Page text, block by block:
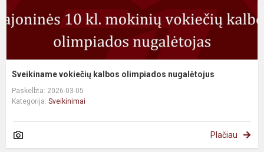
Sveikiname vokiečių kalbos olimpiados nugalėtojus
Paskelbta: 2026-03-05
Kategorija: Sveikinimai
Plačiau